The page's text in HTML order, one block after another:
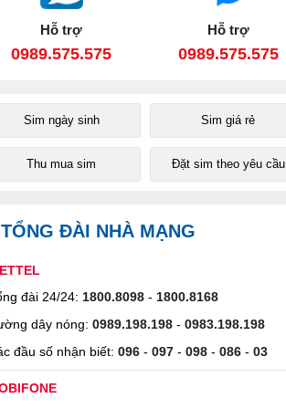
Hỗ trợ
0989.575.575
Hỗ trợ
0989.575.575
Sim ngày sinh Sim giá rẻ
Thu mua sim Đặt sim theo yêu cầu
TỔNG ĐÀI NHÀ MẠNG
đài 24/24: 1800.8098 - 1800.8168
dây nóng: 0989.198.198 - 0983.198.198
đầu số nhận biết: 096 - 097 - 098 - 086 - 03